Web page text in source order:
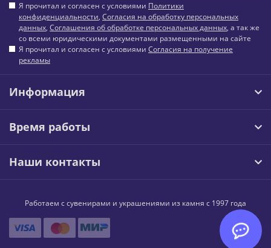
Я прочитал и согласен с условиями Политики
конфиденциальности, Согласия на обработку персональных
данных, Соглашения об обработке персональных данных, а так же
со всеми юридическими документами размещенными на сайте
Я прочитал и согласен с условиями Согласия на получение
рекламы
Информация
Время работы
Наши контакты
Работаем с сувенирами и украшениями из камня с 1997 года